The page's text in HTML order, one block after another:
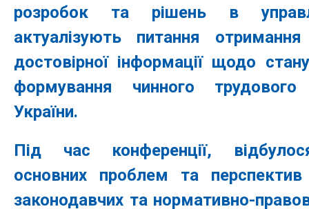
розробок та рішень в
актуалізують питання
достовірної інформації щодо
формування чинного трудового
України.
Під час конференції,
основних проблем та перспектив
законодавчих та нормативно-